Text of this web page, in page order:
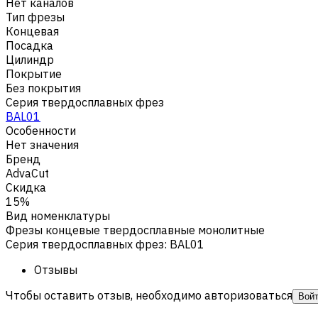
Тип фрезы
Концевая
Посадка
Цилиндр
Покрытие
Без покрытия
Серия твердосплавных фрез
BAL01
Особенности
Нет значения
Бренд
AdvaCut
Скидка
15%
Вид номенклатуры
Фрезы концевые твердосплавные монолитные
Серия твердосплавных фрез: BAL01
Отзывы
Чтобы оставить отзыв, необходимо авторизоваться